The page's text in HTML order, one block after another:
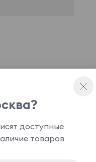
привнести
и
доступные
товаров